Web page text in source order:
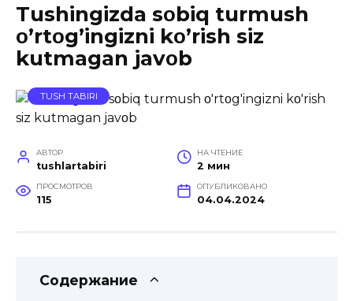
Tushingizda sοbiq turmush
ο’rtοg’ingizni kο’rish siz
kutmagan javοb
TUSH TABIRI
АВТОР
tushlartabiri
НА ЧТЕНИЕ
2 мин
ПРОСМОТРОВ
115
ОПУБЛИКОВАНО
04.04.2024
Содержание